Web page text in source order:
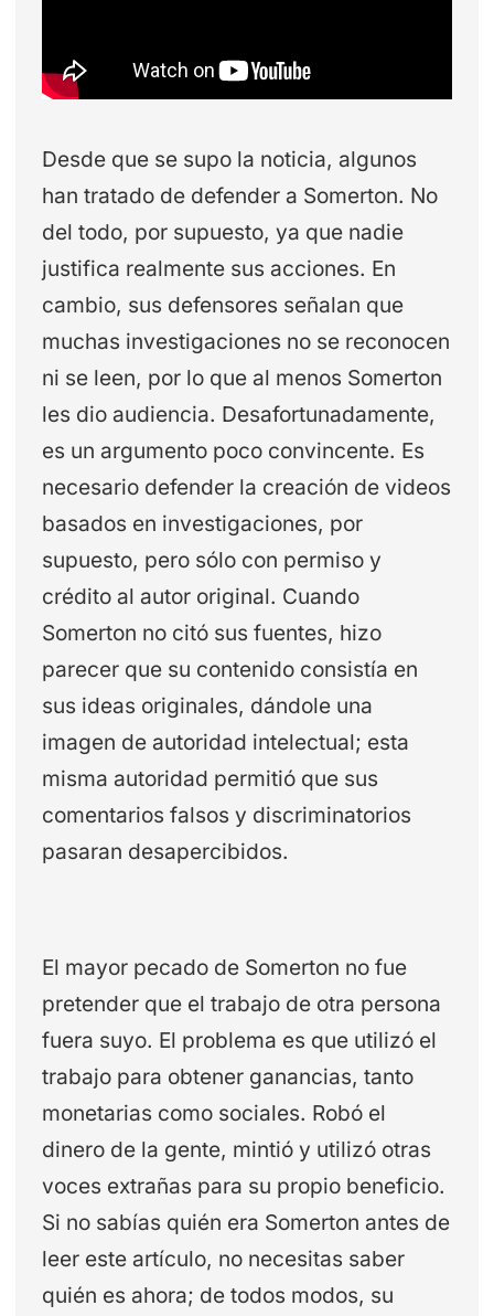
Desde que se supo la noticia, algunos
han tratado de defender a Somerton. No
del todo, por supuesto, ya que nadie
justifica realmente sus acciones. En
cambio, sus defensores señalan que
muchas investigaciones no se reconocen
ni se leen, por lo que al menos Somerton
les dio audiencia. Desafortunadamente,
es un argumento poco convincente. Es
necesario defender la creación de videos
basados en investigaciones, por
supuesto, pero sólo con permiso y
crédito al autor original. Cuando
Somerton no citó sus fuentes, hizo
parecer que su contenido consistía en
sus ideas originales, dándole una
imagen de autoridad intelectual; esta
misma autoridad permitió que sus
comentarios falsos y discriminatorios
pasaran desapercibidos.
El mayor pecado de Somerton no fue
pretender que el trabajo de otra persona
fuera suyo. El problema es que utilizó el
trabajo para obtener ganancias, tanto
monetarias como sociales. Robó el
dinero de la gente, mintió y utilizó otras
voces extrañas para su propio beneficio.
Si no sabías quién era Somerton antes de
leer este artículo, no necesitas saber
quién es ahora; de todos modos, su